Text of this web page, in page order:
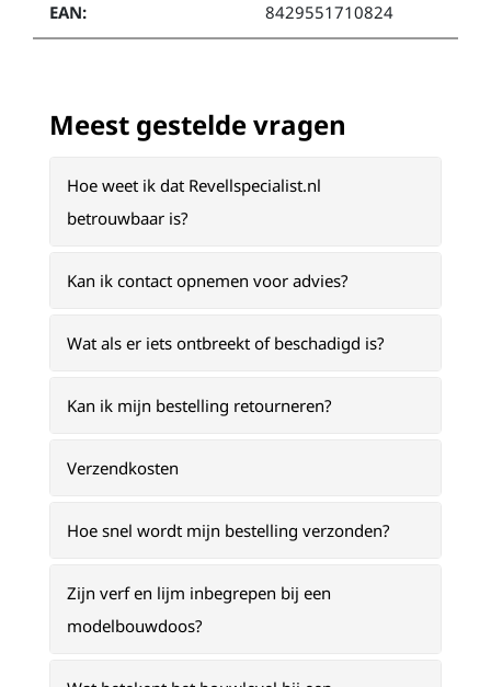
EAN: 8429551710824
Meest gestelde vragen
Hoe weet ik dat Revellspecialist.nl
betrouwbaar is?
Kan ik contact opnemen voor advies?
Wat als er iets ontbreekt of beschadigd is?
Kan ik mijn bestelling retourneren?
Verzendkosten
Hoe snel wordt mijn bestelling verzonden?
Zijn verf en lijm inbegrepen bij een
modelbouwdoos?